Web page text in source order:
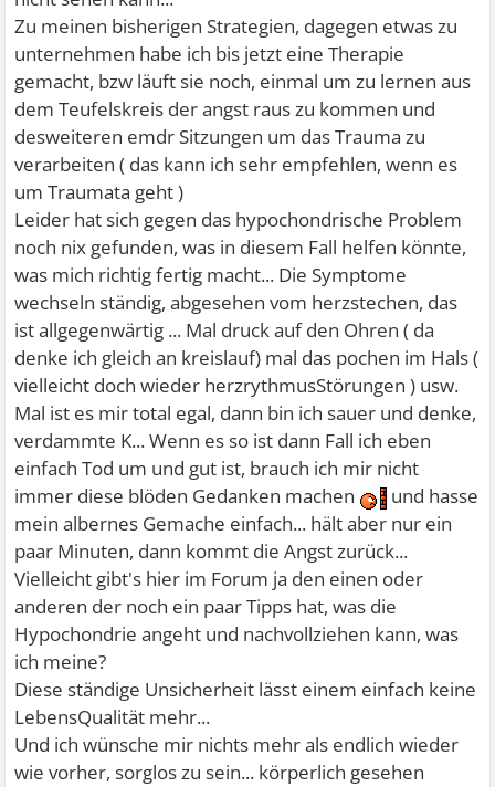
Zu meinen bisherigen Strategien, dagegen etwas zu
unternehmen habe ich bis jetzt eine Therapie
gemacht, bzw läuft sie noch, einmal um zu lernen aus
dem Teufelskreis der angst raus zu kommen und
desweiteren emdr Sitzungen um das Trauma zu
verarbeiten ( das kann ich sehr empfehlen, wenn es
um Traumata geht )
Leider hat sich gegen das hypochondrische Problem
noch nix gefunden, was in diesem Fall helfen könnte,
was mich richtig fertig macht... Die Symptome
wechseln ständig, abgesehen vom herzstechen, das
ist allgegenwärtig ... Mal druck auf den Ohren ( da
denke ich gleich an kreislauf) mal das pochen im Hals (
vielleicht doch wieder herzrythmusStörungen ) usw.
Mal ist es mir total egal, dann bin ich sauer und denke,
verdammte K... Wenn es so ist dann Fall ich eben
einfach Tod um und gut ist, brauch ich mir nicht
immer diese blöden Gedanken machen
und hasse
mein albernes Gemache einfach... hält aber nur ein
paar Minuten, dann kommt die Angst zurück...
Vielleicht gibt's hier im Forum ja den einen oder
anderen der noch ein paar Tipps hat, was die
Hypochondrie angeht und nachvollziehen kann, was
ich meine?
Diese ständige Unsicherheit lässt einem einfach keine
LebensQualität mehr...
Und ich wünsche mir nichts mehr als endlich wieder
wie vorher, sorglos zu sein... körperlich gesehen